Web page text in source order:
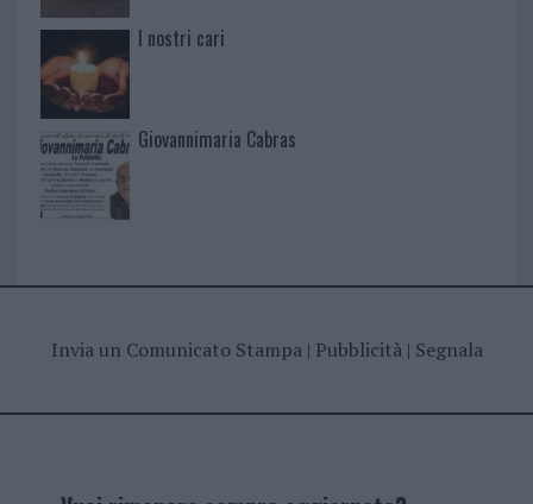
I nostri cari
Giovannimaria Cabras
Invia un Comunicato Stampa| Pubblicità| Segnala